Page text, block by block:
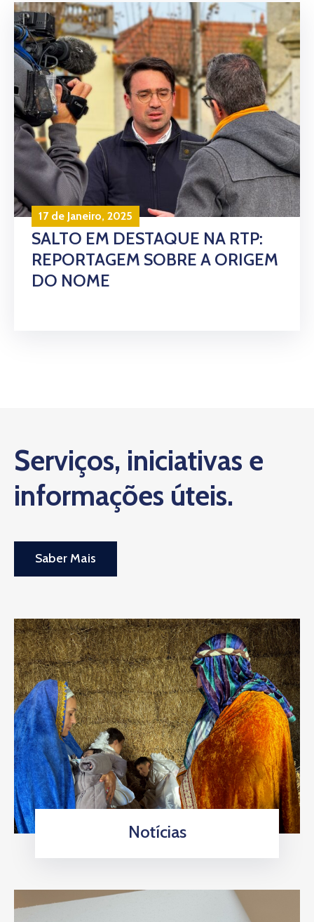
17 de Janeiro, 2025
SALTO EM DESTAQUE NA RTP:
REPORTAGEM SOBRE A ORIGEM
DO NOME
Serviços, iniciativas e
informações úteis.
Saber Mais
Notícias